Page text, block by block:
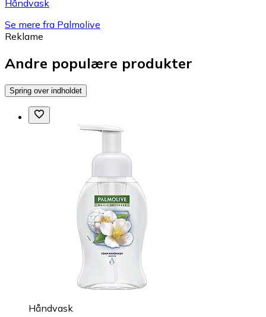
Håndvask
Se mere fra Palmolive
Reklame
Andre populære produkter
Spring over indholdet
Håndvask